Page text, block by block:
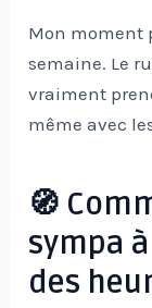
Mon moment
semaine. Le
vraiment
même avec
🧭
sympa
des